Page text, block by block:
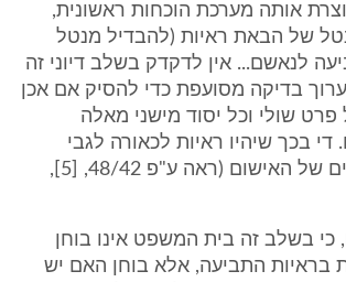
אותה מערכת הוכחות ראשונית,
של הבאת ראיות (להבדיל מנטל
לנאשם... אין לדקדק בשלב דיוני זה
בדיקה מסועפת כדי להסיק אם אכן
פרט שולי וכל יסוד מישני מאלה
די בכך שיהיו ראיות לכאורה לגבי
היסודות המרכזיים של האישום (ראה ע"פ 48/42, [5],
כי בשלב זה בית המשפט אינו בוחן
בראיות התביעה, אלא בוחן האם יש